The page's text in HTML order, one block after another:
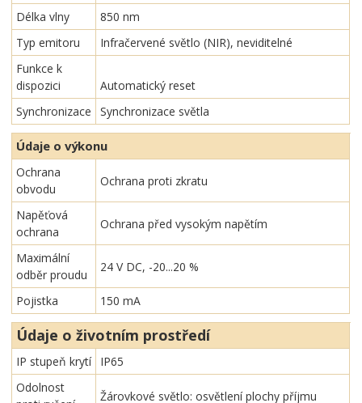
Délka vlny
850 nm
Typ emitoru
Infračervené světlo (NIR), neviditelné
Funkce k
dispozici
Automatický reset
Synchronizace
Synchronizace světla
Údaje o výkonu
Ochrana
obvodu
Ochrana proti zkratu
Napěťová
ochrana
Ochrana před vysokým napětím
Maximální
odběr proudu
24 V DC, -20...20 %
Pojistka 150 mA
Údaje o životním prostředí
IP stupeň krytí
IP65
Odolnost
Žárovkové světlo: osvětlení plochy příjmu